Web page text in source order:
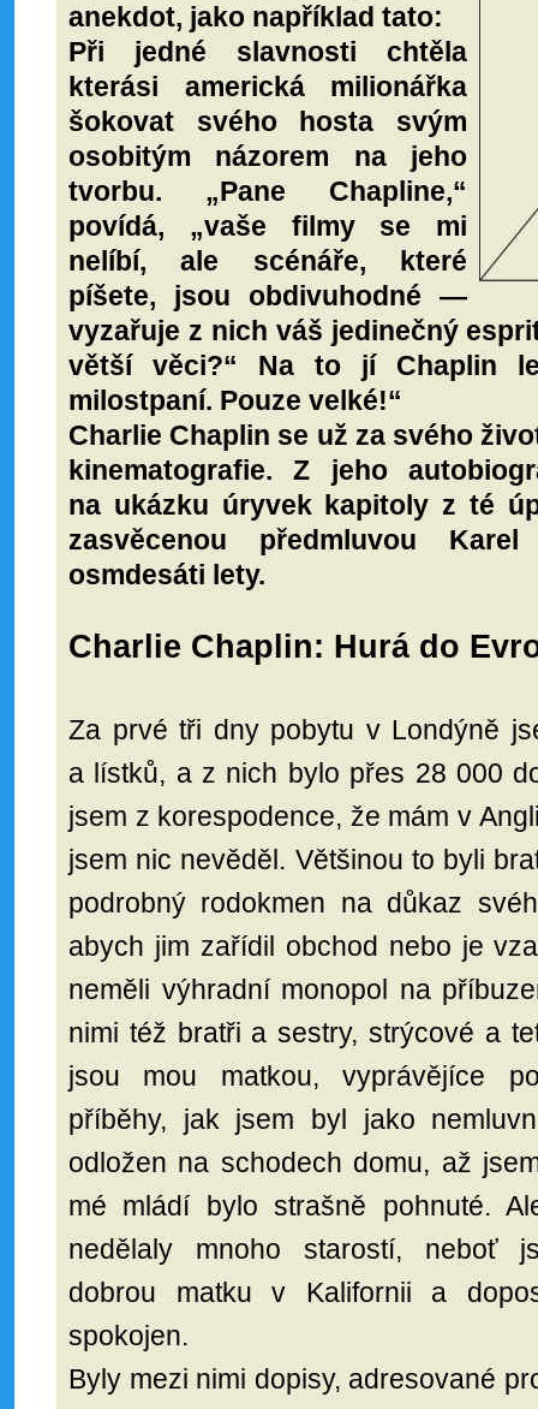
anekdot, jako například tato:
Při jedné slavnosti chtěla
kterási americká milionářka
šokovat svého hosta svým
osobitým názorem na jeho
tvorbu. „Pane Chapline,“
povídá, „vaše filmy se mi
nelíbí, ale scénáře, které
píšete, jsou obdivuhodné —
vyzařuje z nich váš jedinečný
větší věci?“ Na to jí Chaplin
milostpaní. Pouze velké!“
Charlie Chaplin se už za svého
kinematografie. Z jeho
na ukázku úryvek kapitoly z té
zasvěcenou předmluvou
osmdesáti lety.
Charlie Chaplin: Hurá do
Za prvé tři dny pobytu v Londýně
a lístků, a z nich bylo přes 28 000
jsem z korespodence, že mám v
jsem nic nevěděl. Většinou to byli
podrobný rodokmen na důkaz
abych jim zařídil obchod nebo je
neměli výhradní monopol na
nimi též bratři a sestry, strýcové a
jsou mou matkou, vyprávějíce
příběhy, jak jsem byl jako
odložen na schodech domu, až
mé mládí bylo strašně pohnuté.
nedělaly mnoho starostí, neboť
dobrou matku v Kalifornii a
spokojen.
Byly mezi nimi dopisy, adresované